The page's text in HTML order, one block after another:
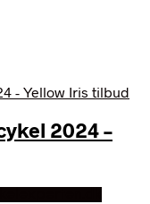
2024 –